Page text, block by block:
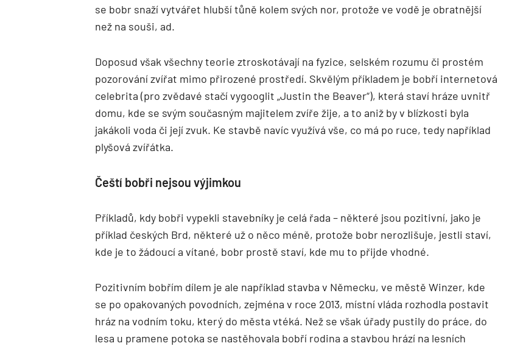
se bobr snaží vytvářet hlubší tůně kolem svých nor, protože ve vodě je obratnější
než na souši, ad.
Doposud však všechny teorie ztroskotávají na fyzice, selském rozumu či prostém
pozorování zvířat mimo přirozené prostředí. Skvělým příkladem je bobří internetová
celebrita (pro zvědavé stačí vygooglit „Justin the Beaver“), která staví hráze uvnitř
domu, kde se svým současným majitelem zvíře žije, a to aniž by v blízkosti byla
jakákoli voda či její zvuk. Ke stavbě navíc využívá vše, co má po ruce, tedy například
plyšová zvířátka.
Čeští bobři nejsou výjimkou
Příkladů, kdy bobři vypekli stavebníky je celá řada – některé jsou pozitivní, jako je
příklad českých Brd, některé už o něco méně, protože bobr nerozlišuje, jestli staví,
kde je to žádoucí a vítané, bobr prostě staví, kde mu to přijde vhodné.
Pozitivním bobřím dílem je ale například stavba v Německu, ve městě Winzer, kde
se po opakovaných povodních, zejména v roce 2013, místní vláda rozhodla postavit
hráz na vodním toku, který do města vtéká. Než se však úřady pustily do práce, do
lesa u pramene potoka se nastěhovala bobří rodina a stavbou hrází na lesních